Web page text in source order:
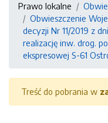
Prawo lokalne
Obwieszczenie
decyzji Nr 11/2019 z
realizację inw. drog.
ekspresowej S-61
Treść do pobrania w